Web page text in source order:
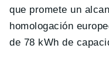
que promete un
homologación
de 78 kWh de